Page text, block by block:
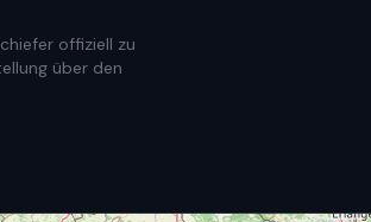
offiziell zu
über den